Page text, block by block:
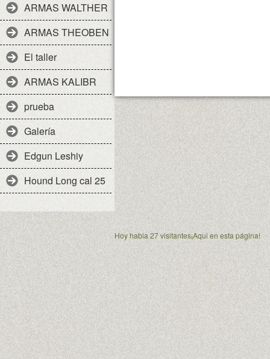
ARMAS WALTHER
ARMAS THEOBEN
El taller
ARMAS KALIBR
prueba
Galería
Edgun Leshiy
Hound Long cal 25
Hoy habia 27 visitantes¡Aqui en esta página!